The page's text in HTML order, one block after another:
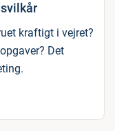
kraftigt i vejret?
Det